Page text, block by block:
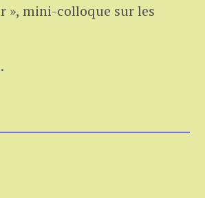
», mini-colloque sur les
.